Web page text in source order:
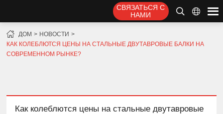
СВЯЗАТЬСЯ С
НАМИ
ДОМ
НОВОСТИ
КАК КОЛЕБЛЮТСЯ ЦЕНЫ НА СТАЛЬНЫЕ ДВУТАВРОВЫЕ БАЛКИ НА
СОВРЕМЕННОМ РЫНКЕ?
Как колеблются цены на стальные двутавровые